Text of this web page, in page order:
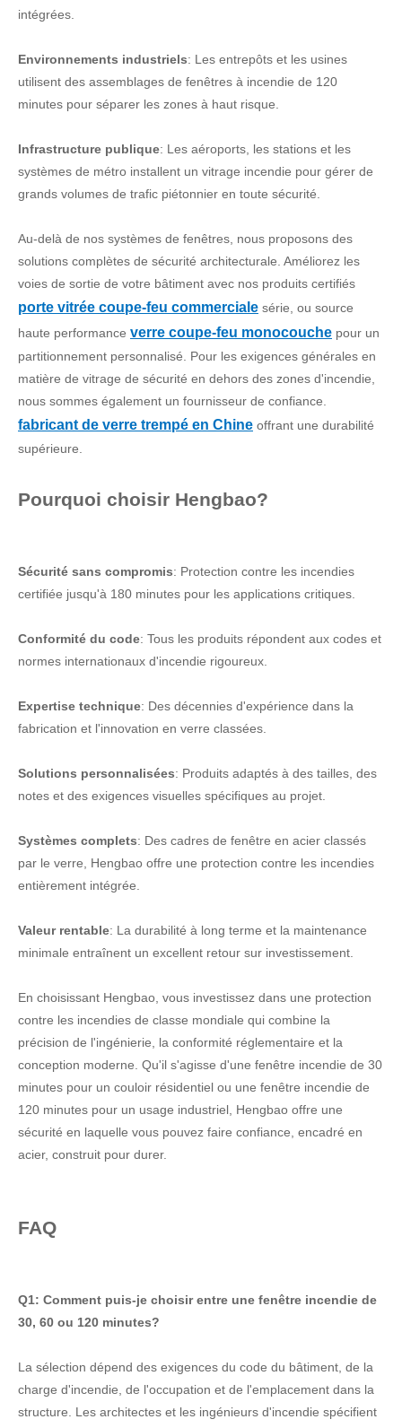
intégrées.
Environnements industriels: Les entrepôts et les usines
utilisent des assemblages de fenêtres à incendie de 120
minutes pour séparer les zones à haut risque.
Infrastructure publique: Les aéroports, les stations et les
systèmes de métro installent un vitrage incendie pour gérer de
grands volumes de trafic piétonnier en toute sécurité.
Au-delà de nos systèmes de fenêtres, nous proposons des
solutions complètes de sécurité architecturale. Améliorez les
voies de sortie de votre bâtiment avec nos produits certifiés
porte vitrée coupe-feu commerciale série, ou source
haute performance verre coupe-feu monocouche pour un
partitionnement personnalisé. Pour les exigences générales en
matière de vitrage de sécurité en dehors des zones d'incendie,
nous sommes également un fournisseur de confiance.
fabricant de verre trempé en Chine offrant une durabilité
supérieure.
Pourquoi choisir Hengbao?
Sécurité sans compromis: Protection contre les incendies
certifiée jusqu'à 180 minutes pour les applications critiques.
Conformité du code: Tous les produits répondent aux codes et
normes internationaux d'incendie rigoureux.
Expertise technique: Des décennies d'expérience dans la
fabrication et l'innovation en verre classées.
Solutions personnalisées: Produits adaptés à des tailles, des
notes et des exigences visuelles spécifiques au projet.
Systèmes complets: Des cadres de fenêtre en acier classés
par le verre, Hengbao offre une protection contre les incendies
entièrement intégrée.
Valeur rentable: La durabilité à long terme et la maintenance
minimale entraînent un excellent retour sur investissement.
En choisissant Hengbao, vous investissez dans une protection
contre les incendies de classe mondiale qui combine la
précision de l'ingénierie, la conformité réglementaire et la
conception moderne. Qu'il s'agisse d'une fenêtre incendie de 30
minutes pour un couloir résidentiel ou une fenêtre incendie de
120 minutes pour un usage industriel, Hengbao offre une
sécurité en laquelle vous pouvez faire confiance, encadré en
acier, construit pour durer.
FAQ
Q1: Comment puis-je choisir entre une fenêtre incendie de
30, 60 ou 120 minutes?
La sélection dépend des exigences du code du bâtiment, de la
charge d'incendie, de l'occupation et de l'emplacement dans la
structure. Les architectes et les ingénieurs d'incendie spécifient